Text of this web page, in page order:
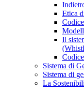
Etica
Il
Sistema di
Sistema di
La